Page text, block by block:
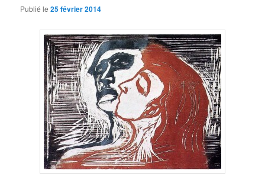
Publié le25 février 2014